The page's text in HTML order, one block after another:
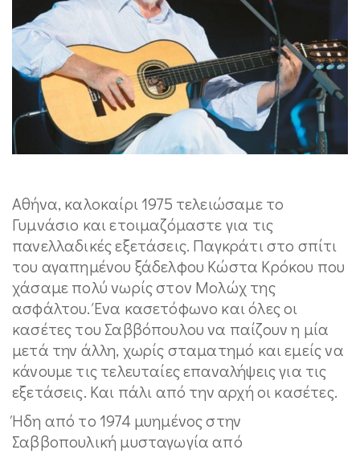
Αθήνα, καλοκαίρι 1975 τελειώσαμε το
Γυμνάσιο και ετοιμαζόμαστε για τις
πανελλαδικές εξετάσεις. Παγκράτι στο σπίτι
του αγαπημένου ξάδελφου Κώστα Κρόκου που
χάσαμε πολύ νωρίς στον Μολώχ της
ασφάλτου. Ένα κασετόφωνο και όλες οι
κασέτες του Σαββόπουλου να παίζουν η μία
μετά την άλλη, χωρίς σταματημό και εμείς να
κάνουμε τις τελευταίες επαναλήψεις για τις
εξετάσεις. Και πάλι από την αρχή οι κασέτες.
Ήδη από το 1974 μυημένος στην
Σαββοπουλική μυσταγωγία από